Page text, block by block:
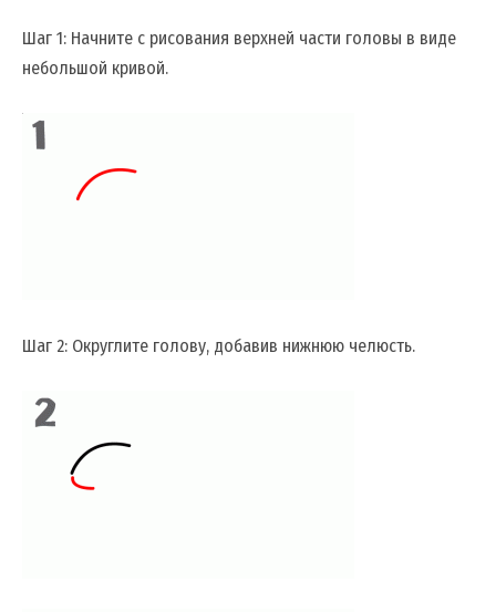
Шаг 1: Начните с рисования верхней части головы в виде
небольшой кривой.
Шаг 2: Округлите голову, добавив нижнюю челюсть.